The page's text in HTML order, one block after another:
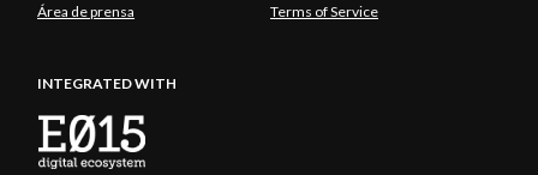
Área de prensa Terms of Service
INTEGRATED WITH